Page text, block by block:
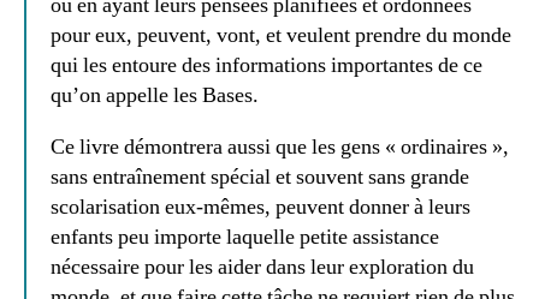
pour eux, peuvent, vont, et veulent prendre du monde
qui les entoure des informations importantes de ce
qu’on appelle les Bases.
Ce livre démontrera aussi que les gens « ordinaires »,
sans entraînement spécial et souvent sans grande
scolarisation eux-mêmes, peuvent donner à leurs
enfants peu importe laquelle petite assistance
nécessaire pour les aider dans leur exploration du